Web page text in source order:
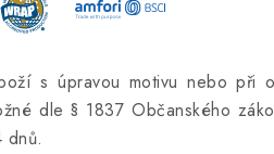
s úpravou motivu nebo při
dle § 1837 Občanského
dnů.